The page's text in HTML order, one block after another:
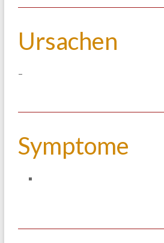
Ursachen
–
Symptome